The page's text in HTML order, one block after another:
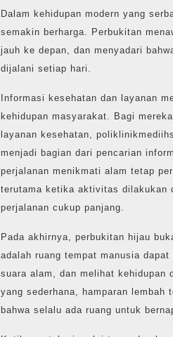
Dalam kehidupan modern yang
semakin berharga. Perbukitan
jauh ke depan, dan menyadari
dijalani setiap hari.
Informasi kesehatan dan layanan
kehidupan masyarakat. Bagi
layanan kesehatan,
menjadi bagian dari pencarian
perjalanan menikmati alam tetap
terutama ketika aktivitas dilakukan
perjalanan cukup panjang.
Pada akhirnya, perbukitan hijau
adalah ruang tempat manusia
suara alam, dan melihat kehidupan
yang sederhana, hamparan
bahwa selalu ada ruang untuk